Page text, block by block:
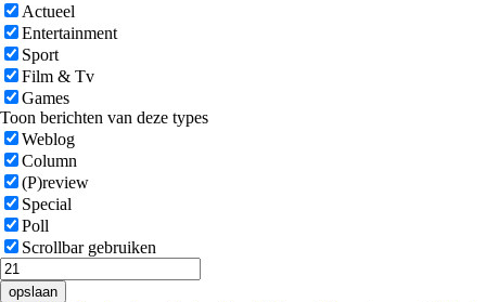
Actueel
Entertainment
Sport
Film & Tv
Games
Toon berichten van deze types
Weblog
Column
(P)review
Special
Poll
Scrollbar gebruiken
opslaan